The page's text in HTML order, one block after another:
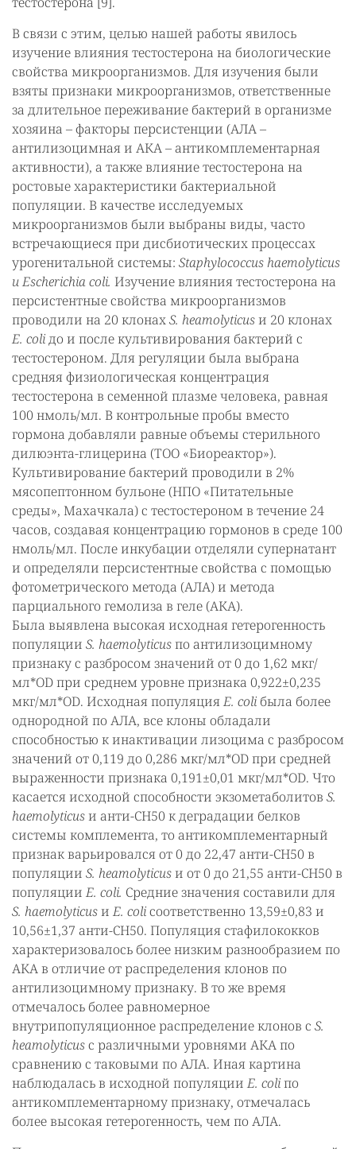
В связи с этим, целью нашей работы явилось
изучение влияния тестостерона на биологические
свойства микроорганизмов. Для изучения были
взяты признаки микроорганизмов, ответственные
за длительное переживание бактерий в организме
хозяина – факторы персистенции (АЛА –
антилизоцимная и АКА – антикомплементарная
активности), а также влияние тестостерона на
ростовые характеристики бактериальной
популяции. В качестве исследуемых
микроорганизмов были выбраны виды, часто
встречающиеся при дисбиотических процессах
урогенитальной системы: Staphylococcus haemolyticus
и Escherichia сoli. Изучение влияния тестостерона на
персистентные свойства микроорганизмов
проводили на 20 клонахS. heamolyticusи 20 клонах
E. сoliдо и после культивирования бактерий с
тестостероном. Для регуляции была выбрана
средняя физиологическая концентрация
тестостерона в семенной плазме человека, равная
100 нмоль/мл. В контрольные пробы вместо
гормона добавляли равные объемы стерильного
дилюэнта-глицерина (ТОО «Биореактор»).
Культивирование бактерий проводили в 2%
мясопептонном бульоне (НПО «Питательные
среды», Махачкала) с тестостероном в течение 24
часов, создавая концентрацию гормонов в среде 100
нмоль/мл. После инкубации отделяли супернатант
и определяли персистентные свойства с помощью
фотометрического метода (АЛА) и метода
парциального гемолиза в геле (АКА).
Была выявлена высокая исходная гетерогенность
популяции S. haemolyticusпо антилизоцимному
признаку с разбросом значений от 0 до 1,62 мкг/
мл*OD при среднем уровне признака 0,922±0,235
мкг/мл*OD. Исходная популяцияE. сoli была более
однородной по АЛА, все клоны обладали
способностью к инактивации лизоцима с разбросом
значений от 0,119 до 0,286 мкг/мл*OD при средней
выраженности признака 0,191±0,01 мкг/мл*OD. Что
касается исходной способности экзометаболитов S.
haemolyticusи анти-СH50 к деградации белков
системы комплемента, то антикомплементарный
признак варьировался от 0 до 22,47 анти-СH50 в
популяции S. heamolyticusи от 0 до 21,55 анти-СH50 в
популяции E. сoli. Средние значения составили для
S. haemolyticusи E. сoliсоответственно 13,59±0,83 и
10,56±1,37 анти-СH50. Популяция стафилококков
характеризовалось более низким разнообразием по
АКА в отличие от распределения клонов по
антилизоцимному признаку. В то же время
отмечалось более равномерное
внутрипопуляционное распределение клонов с S.
heamolyticusс различными уровнями АКА по
сравнению с таковыми по АЛА. Иная картина
наблюдалась в исходной популяции E. сoliпо
антикомплементарному признаку, отмечалась
более высокая гетерогенность, чем по АЛА.